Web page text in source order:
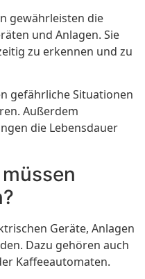
gewährleisten die
und Anlagen. Sie
zu erkennen und zu
gefährliche Situationen
Außerdem
die Lebensdauer
Geräte, Anlagen
Dazu gehören auch
Kaffeeautomaten.